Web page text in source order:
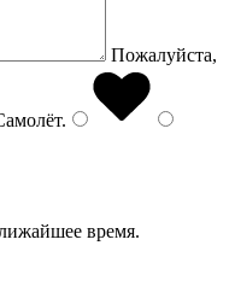
Пожалуйста,
.
время.